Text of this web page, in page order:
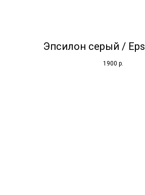
Эпсилон серый /
1900 р.